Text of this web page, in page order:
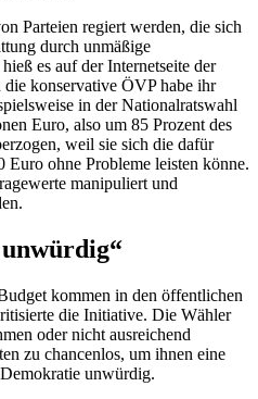
Parteien regiert werden, die sich
durch unmäßige
es auf der Internetseite der
konservative ÖVP habe ihr
in der Nationalratswahl
Euro, also um 85 Prozent des
weil sie sich die dafür
ohne Probleme leisten könne.
manipuliert und
kommen in den öffentlichen
die Initiative. Die Wähler
oder nicht ausreichend
zu chancenlos, um ihnen eine
unwürdig.